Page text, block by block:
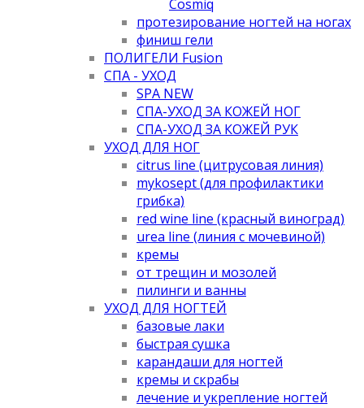
Cosmiq
протезирование ногтей на ногах
финиш гели
ПОЛИГЕЛИ Fusion
СПА - УХОД
SPA NEW
СПА-УХОД ЗА КОЖЕЙ НОГ
СПА-УХОД ЗА КОЖЕЙ РУК
УХОД ДЛЯ НОГ
citrus line (цитрусовая линия)
mykosept (для профилактики
грибка)
red wine line (красный виноград)
urea line (линия с мочевиной)
кремы
от трещин и мозолей
пилинги и ванны
УХОД ДЛЯ НОГТЕЙ
базовые лаки
быстрая сушка
карандаши для ногтей
кремы и скрабы
лечение и укрепление ногтей